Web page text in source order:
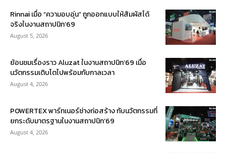
Rinnai เมื่อ “ความอบอุ่น” ถูกออกแบบให้สัมผัสได้
จริงในงานสถาปนิก’69
August 5, 2026
ย้อนชมเรื่องราว Aluzat ในงานสถาปนิก’69 เมื่อ
นวัตกรรมเติบโตไปพร้อมกับกาลเวลา
August 4, 2026
POWERTEX พาร์ทเนอร์ช่างก่อสร้าง กับนวัตกรรมที่
ยกระดับมาตรฐานในงานสถาปนิก’69
August 4, 2026